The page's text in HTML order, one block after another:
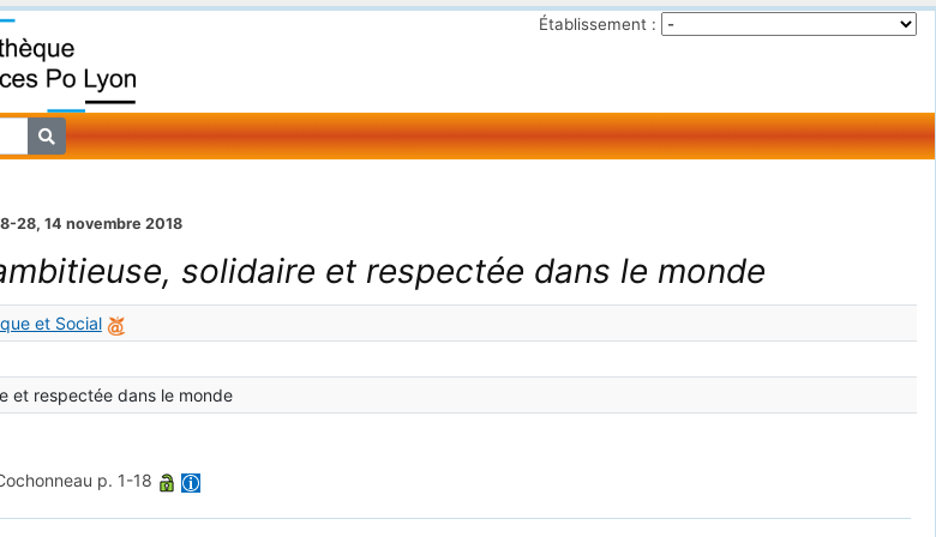
Établissement :
28, 14 novembre 2018
solidaire et respectée dans le monde
et Social
et respectée dans le monde
p. 1-18